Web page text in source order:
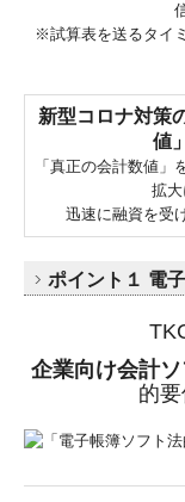
※試算表を送るタイ
新型コロナ対策
値
「真正の会計数値
拡大
迅速に融資を受
ポイント１ 電
企業向け会計
的